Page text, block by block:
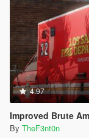
4.97
Improved Brute
By TheF3nt0n